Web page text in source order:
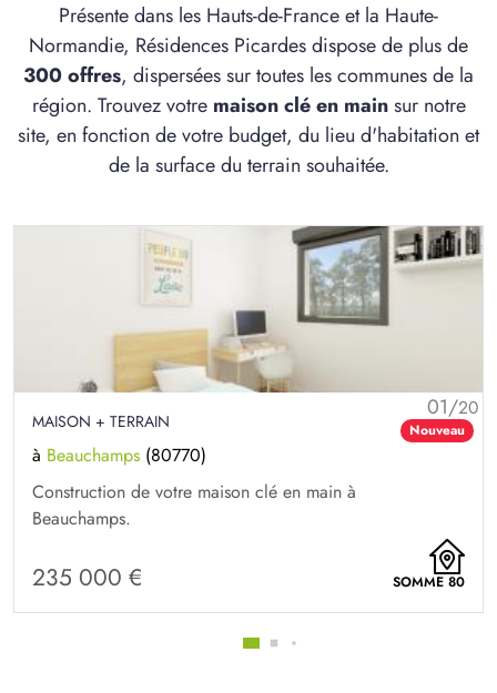
Présente dans les Hauts-de-France et la Haute-
Normandie, Résidences Picardes dispose de plus de
300 offres, dispersées sur toutes les communes de la
région. Trouvez votre maison clé en mainsur notre
site, en fonction de votre budget, du lieu d'habitation et
de la surface du terrain souhaitée.
01/20
Nouveau
MAISON + TERRAIN
à Beauchamps (80770)
Construction de votre maison clé en main à
Beauchamps.
235 000 € SOMME 80